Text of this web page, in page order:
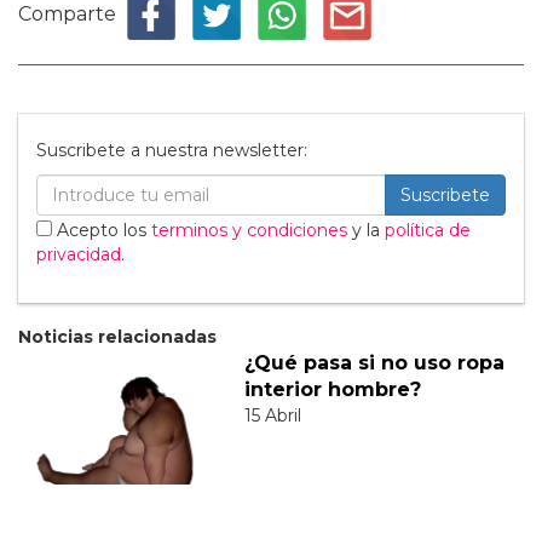
Comparte
Suscribete a nuestra newsletter:
Suscribete
Acepto los terminos y condiciones y la política de
privacidad.
Noticias relacionadas
¿Qué pasa si no uso ropa
interior hombre?
15 Abril